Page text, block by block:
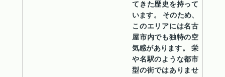
てきた歴史を持って
います。 そのため、
このエリアには名古
屋市内でも独特の空
気感があります。 栄
や名駅のような都市
型の街ではありませ